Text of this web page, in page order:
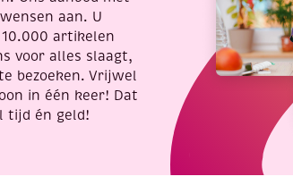
aan. U
artikelen
voor alles slaagt,
bezoeken. Vrijwel
in één keer! Dat
tijd én geld!